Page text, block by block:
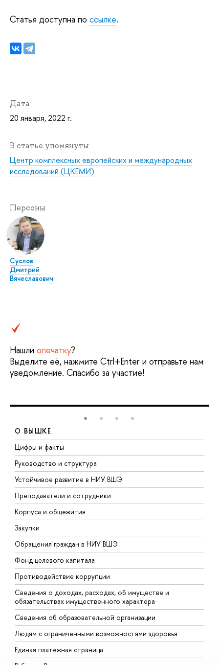
Статья доступна по ссылке.
Дата
20 января, 2022 г.
В статье упомянуты
Центр комплексных европейских и международных
исследований (ЦКЕМИ)
Персоны
Суслов
Дмитрий
Вячеславович
Нашли опечатку?
Выделите её, нажмите Ctrl+Enter и отправьте нам
уведомление. Спасибо за участие!
О ВЫШКЕ
Цифры и факты
Руководство и структура
Устойчивое развитие в НИУ ВШЭ
Преподаватели и сотрудники
Корпуса и общежития
Закупки
Обращения граждан в НИУ ВШЭ
Фонд целевого капитала
Противодействие коррупции
Сведения о доходах, расходах, об имуществе и
обязательствах имущественного характера
Сведения об образовательной организации
Людям с ограниченными возможностями здоровья
Единая платежная страница